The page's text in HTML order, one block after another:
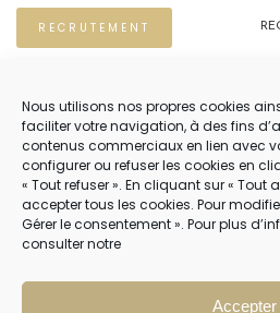
Nous utilisons nos propres cookies
faciliter votre navigation, à des fins
contenus commerciaux en lien avec
configurer ou refuser les cookies en
« Tout refuser ». En cliquant sur « Tout
accepter tous les cookies. Pour
Gérer le consentement ». Pour plus
consulter notre
Accepter
RECRUTEMENT
NOUS
04 22 54
NOTRE SERVICE CLIENT EST OUVERT DU